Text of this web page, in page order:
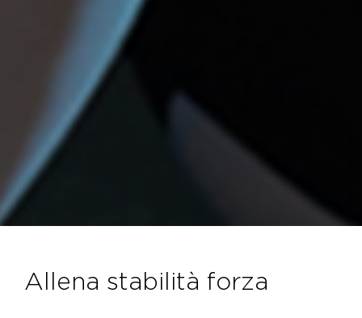
allena stabilità forza